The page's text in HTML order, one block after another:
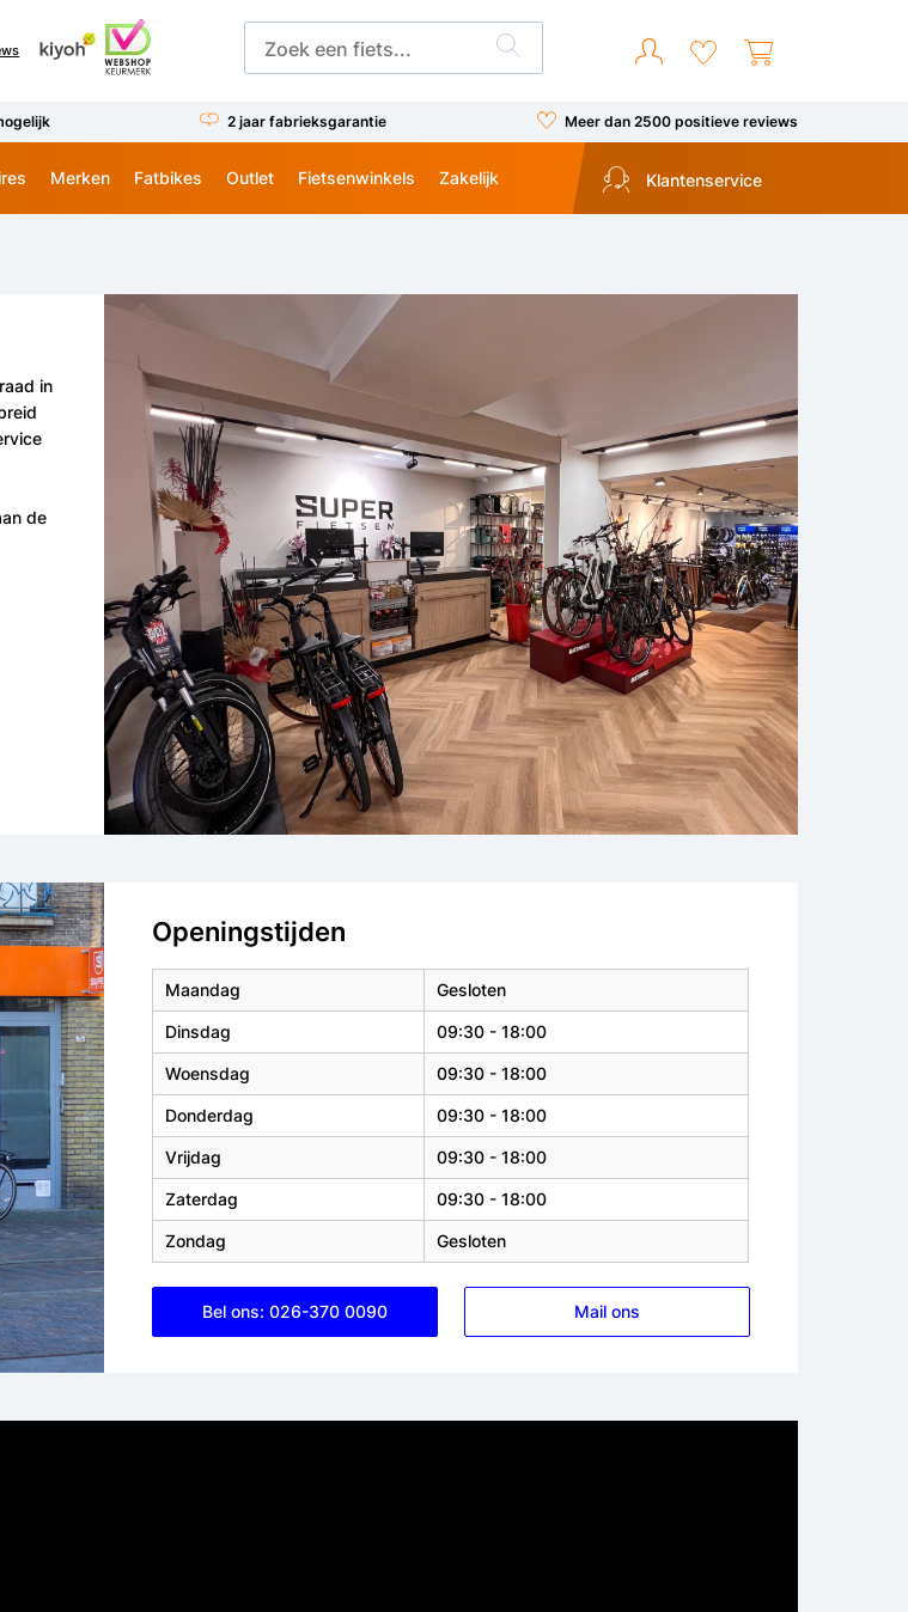
2 jaar fabrieksgarantie Meer dan 2500 positieve reviews
Merken Fatbikes Outlet Fietsenwinkels Zakelijk Klantenservice
in
de
Openingstijden
Maandag Gesloten
Dinsdag 09:30 - 18:00
Woensdag 09:30 - 18:00
Donderdag 09:30 - 18:00
Vrijdag 09:30 - 18:00
Zaterdag 09:30 - 18:00
Zondag Gesloten
Bel ons: 026-370 0090 Mail ons